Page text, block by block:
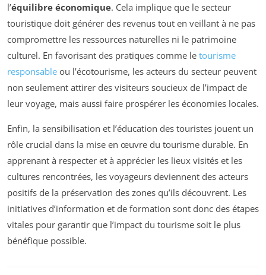
l’équilibre économique. Cela implique que le secteur
touristique doit générer des revenus tout en veillant à ne pas
compromettre les ressources naturelles ni le patrimoine
culturel. En favorisant des pratiques comme le tourisme
responsable ou l’écotourisme, les acteurs du secteur peuvent
non seulement attirer des visiteurs soucieux de l’impact de
leur voyage, mais aussi faire prospérer les économies locales.
Enfin, la sensibilisation et l’éducation des touristes jouent un
rôle crucial dans la mise en œuvre du tourisme durable. En
apprenant à respecter et à apprécier les lieux visités et les
cultures rencontrées, les voyageurs deviennent des acteurs
positifs de la préservation des zones qu’ils découvrent. Les
initiatives d’information et de formation sont donc des étapes
vitales pour garantir que l’impact du tourisme soit le plus
bénéfique possible.